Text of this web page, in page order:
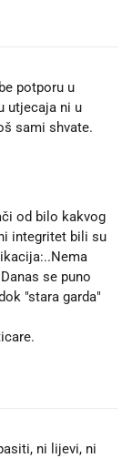
potporu u
utjecaja ni u
sami shvate.
od bilo kakvog
integritet bili su
se puno
"stara garda"
ni lijevi, ni